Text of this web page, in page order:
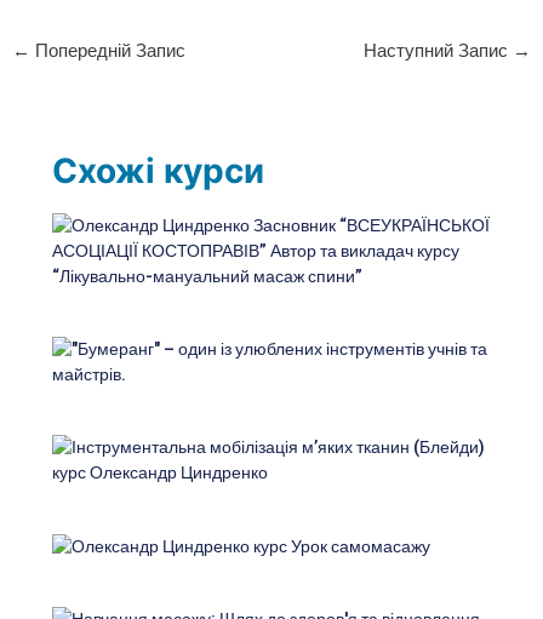
← Попередній Запис Наступний Запис →
Схожі курси